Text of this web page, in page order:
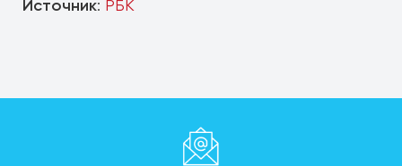
Источник: РБК